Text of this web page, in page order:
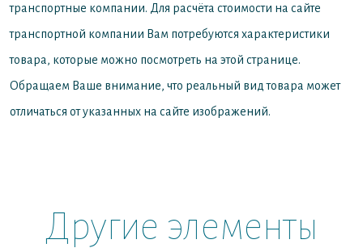
транспортные компании. Для расчёта стоимости на сайте
транспортной компании Вам потребуются характеристики
товара, которые можно посмотреть на этой странице.
Обращаем Ваше внимание, что реальный вид товара может
отличаться от указанных на сайте изображений.
Другие элементы